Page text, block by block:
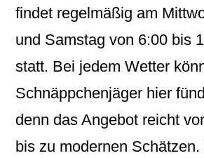
findet regelmäßig am
und Samstag von 6:00 bis
statt. Bei jedem Wetter
Schnäppchenjäger hier
denn das Angebot reicht
bis zu modernen